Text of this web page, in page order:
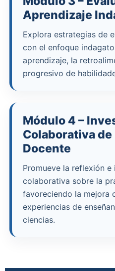
Aprendizaje
Explora estrategias de
con el enfoque
aprendizaje, la
progresivo de
Módulo 4 –
Colaborativa
Docente
Promueve la reflexión
colaborativa sobre la
favoreciendo la mejora
experiencias de
ciencias.